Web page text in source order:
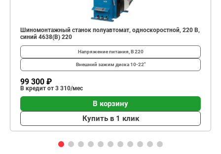
Шиномонтажный станок полуавтомат, односкоростной, 220 В,
синий 4638(B) 220
Напряжение питания, В220
Внешний зажим диска10-22"
99 300 ₽
В кредит от 3 310/мес
В корзину
Купить в 1 клик